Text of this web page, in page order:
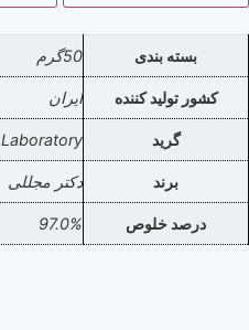
بسته بندی 50گرم
کشور تولید کننده ایران
گرید Laboratory
برند دکتر مجللی
درصد خلوص 97.0%